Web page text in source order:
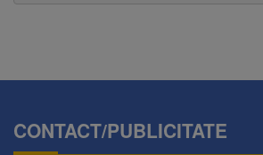
CONTACT/PUBLICITATE